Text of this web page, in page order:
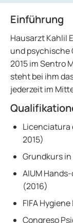
Einführung
Hausarzt Kahlil
und psychische
2015 im Sentro
steht bei ihm
jederzeit im
Licenciatura
2015)
Grundkurs
AIUM
(2016)
FIFA
Congreso